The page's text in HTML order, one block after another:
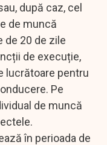
după caz, cel
de muncă
de 20 de zile
de execuție,
lucrătoare pentru
Pe
de muncă
în perioada de